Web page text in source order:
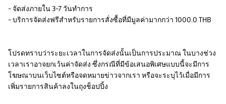
- จัดส่งภายใน 3-7 วันทำการ
- บริการจัดส่งฟรีสำหรับรายการสั่งซื้อที่มีมูลค่ามากกว่า 1000.0 THB
โปรดทราบว่าระยะเวลาในการจัดส่งนั้นเป็นการประมาณ ในบางช่วง
เวลาเราอาจยกเว้นค่าจัดส่ง ซึ่งกรณีที่มีข้อเสนอพิเศษแบบนี้จะมีการ
โฆษณาบนเว็บไซต์หรือจดหมายข่าวจากเรา หรือจะระบุไว้เมื่อมีการ
เพิ่มรายการสินค้าลงในถุงช็อปปิ้ง